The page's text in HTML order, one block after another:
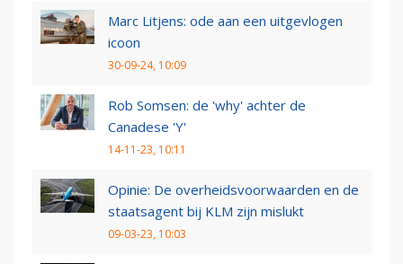
Marc Litjens: ode aan een uitgevlogen
icoon
30-09-24, 10:09
Rob Somsen: de 'why' achter de
Canadese 'Y'
14-11-23, 10:11
Opinie: De overheidsvoorwaarden en de
staatsagent bij KLM zijn mislukt
09-03-23, 10:03